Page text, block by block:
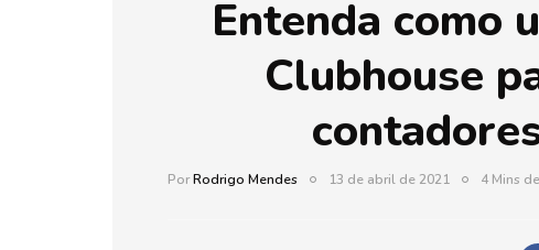
Entenda como
Clubhouse
PorRodrigo Mendes 13 de abril de 2021 4 Mins